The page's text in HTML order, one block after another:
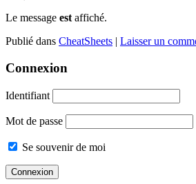
Le message est affiché.
Publié dans CheatSheets | Laisser un
Connexion
Identifiant
Mot de passe
Se souvenir de moi